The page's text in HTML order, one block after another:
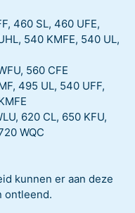
460 SL, 460 UFE,
540 KMFE, 540 UL,
560 CFE
495 UL, 540 UFF,
620 CL, 650 KFU,
WQC
kunnen er aan deze
ontleend.